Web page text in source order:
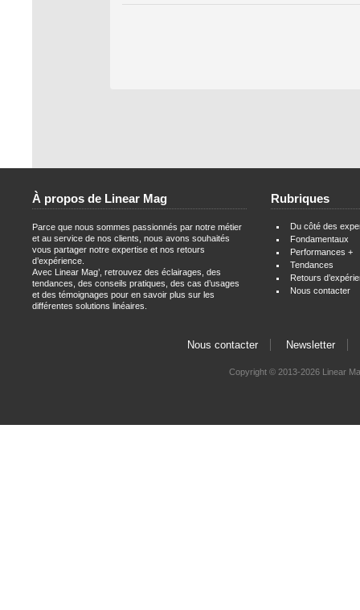
À propos de Linear Mag
Parce que nous sommes passionnés par notre métier
et au service de nos clients, nous avons souhaités
vous partager notre expertise et nos retours
d’expérience.
Avec Linear Mag’, retrouvez des éclairages, des
tendances, des conseils pratiques, des cas d’usages
et des témoignages pour en savoir plus sur les
différentes solutions linéaires.
Rubriques
Du côté des
Fondamentaux
Performances +
Tendances
Retours
Nous contacter
Nous contacter Newsletter
Copyright © 2013-2026 Linear